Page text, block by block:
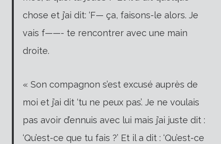
chose et j’ai dit: ‘F— ça, faisons-le alors. Je
vais f——- te rencontrer avec une main
droite.
« Son compagnon s’est excusé auprès de
moi et j’ai dit ‘tu ne peux pas’. Je ne voulais
pas avoir d’ennuis avec lui mais j’ai juste dit :
‘Qu’est-ce que tu fais ?’ Et il a dit : ‘Qu’est-ce